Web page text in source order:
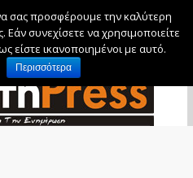
2026
σας προσφέρουμε την καλύτερη
Εάν συνεχίσετε να χρησιμοποιείτε
είστε ικανοποιημένοι με αυτό.
Περισσότερα